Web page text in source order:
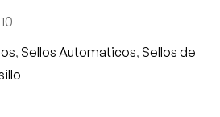
, Sellos Automaticos, Sellos de